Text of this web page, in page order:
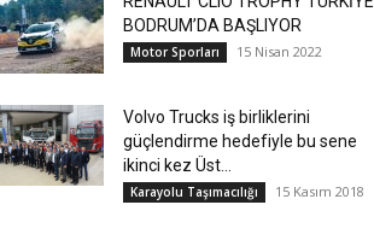
BODRUM’DA BAŞLIYOR
Motor Sporları 15 Nisan 2022
Volvo Trucks iş birliklerini
güçlendirme hedefiyle bu sene
ikinci kez Üst...
Karayolu Taşımacılığı 15 Kasım 2018